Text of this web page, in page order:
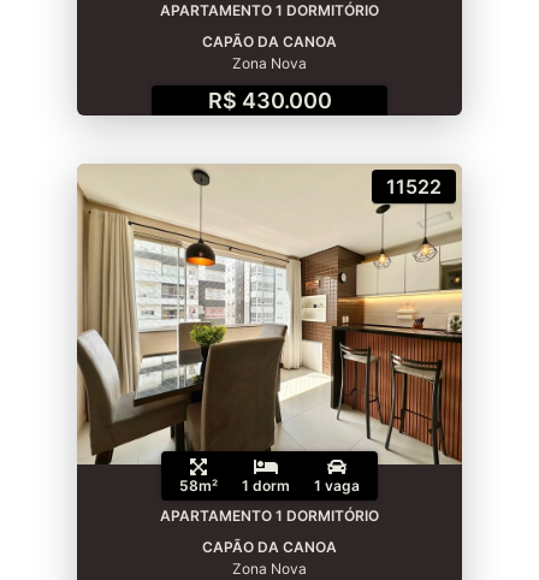
APARTAMENTO 1 DORMITÓRIO
CAPÃO DA CANOA
Zona Nova
R$ 430.000
11522
58m² 1 dorm
1 vaga
APARTAMENTO 1 DORMITÓRIO
CAPÃO DA CANOA
Zona Nova